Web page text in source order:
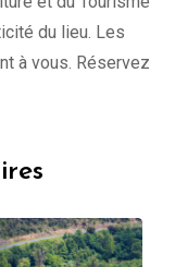
du lieu. Les
à vous. Réservez